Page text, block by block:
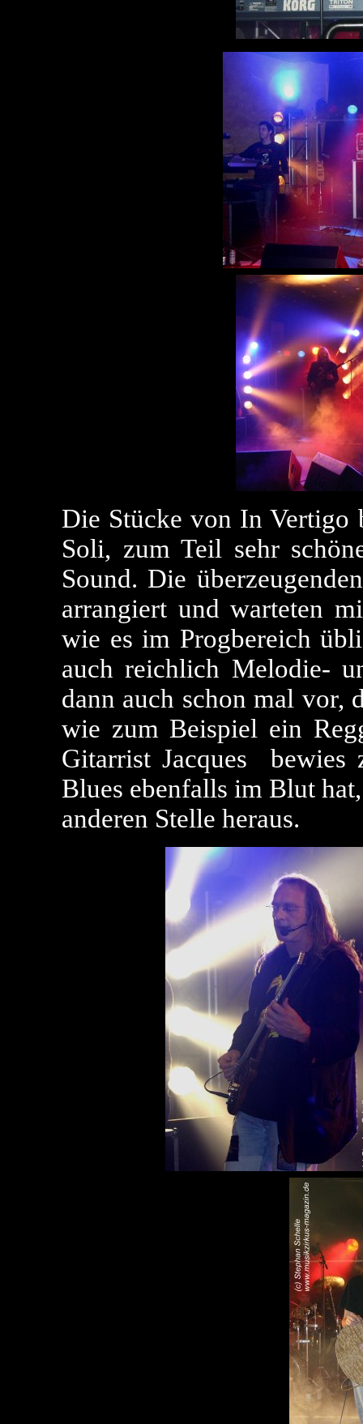
Die Stücke von In Vertigo
Soli, zum Teil sehr
Sound. Die
arrangiert und warteten
wie es im Progbereich
auch reichlich Melodie-
dann auch schon mal vor,
wie zum Beispiel ein
Gitarrist Jacques bewies
Blues ebenfalls im Blut
anderen Stelle heraus.